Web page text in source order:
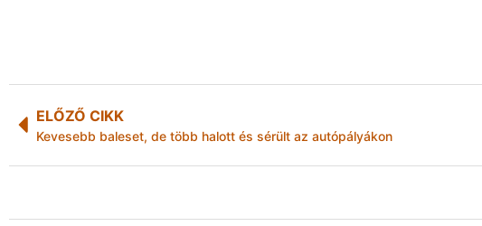
ELŐZŐ CIKK
Kevesebb baleset, de több halott és sérült az autópályákon